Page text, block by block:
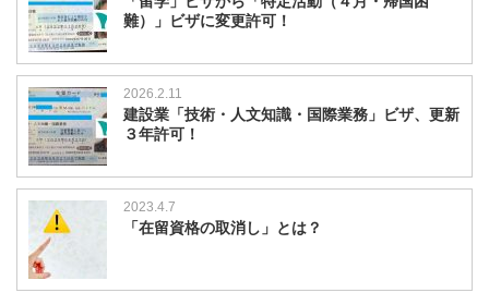
難）」ビザに変更許可！
2026.2.11
建設業「技術・人文知識・国際業務」ビザ、更新
３年許可！
2023.4.7
「在留資格の取消し」とは？